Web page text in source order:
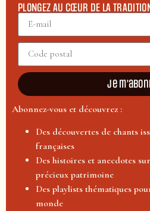
PLONGEZ AU CŒUR DE LA
Je
Abonnez-vous et découvrez :
Des découvertes de chants
françaises
Des histoires et anecdotes
précieux patrimoine
Des playlists thématiques
monde